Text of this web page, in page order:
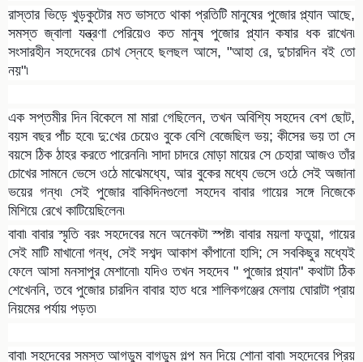
রাস্তার ভিড়ে খুড়কুটোর মত ভাসতে থাকা প্রতিটি মানুষের পুজোর প্ল্যান আছে,
সমস্ত জ্বালা যন্ত্রণা পেরিয়েও কত মানুষ পুজোর প্ল্যান কষার ধক রাখেন৷
সংসারহীন সহদেবের চোখ স্নেহে ছলছল আসে, "আহা রে, দু'চারদিন বই তো
নয়"৷
এক সপ্তমীর দিন বিকেলে মা মারা গেছিলেন, তখন অবিশ্যি সহদেব বেশ ছোট,
বয়স বছর পাঁচ হবে৷ দু:খের চেয়েও বুকে বেশি বেজেছিল ভয়; কীসের ভয় তা সে
বয়সে ঠিক ঠাহর করতে পারেননি৷ সাদা চাদরে মোড়া মায়ের সে চেহারা আজও তাঁর
চোখের সামনে ভেসে ওঠে মাঝেমধ্যে, আর বুকের মধ্যে ভেসে ওঠে সেই অজানা
ভয়ের গন্ধ৷ সেই পুজোর বাকিদিনগুলো সহদেব বাবার গায়ের সঙ্গে নিজেকে
মিশিয়ে রেখে কাটিয়েছিলেন৷
বাবা৷ বাবার স্মৃতি বরং সহদেবের মনে অনেকটা স্পষ্ট৷ বাবার ময়লা ফতুয়া, গায়ের
সেই মাটি মাখানো গন্ধ, সেই সশব্দ আকাশ কাঁপানো হাসি; সে সবকিছুর মধ্যেই
ফেলে আসা মনসাপুর মেশানো৷ যদিও তখন সহদেব " পুজোর প্ল্যান" কথাটা ঠিক
শেখেননি, তবে পুজোর চারদিন বাবার হাত ধরে শালিকগঞ্জের মেলায় ঘোরাটা প্রায়
নিয়মের পর্যায় পড়ত৷
বাবা৷ সহদেবের সমস্ত আগডুম বাগডুম গল্প মন দিয়ে শোনা বাবা৷ সহদেবের প্রিয়